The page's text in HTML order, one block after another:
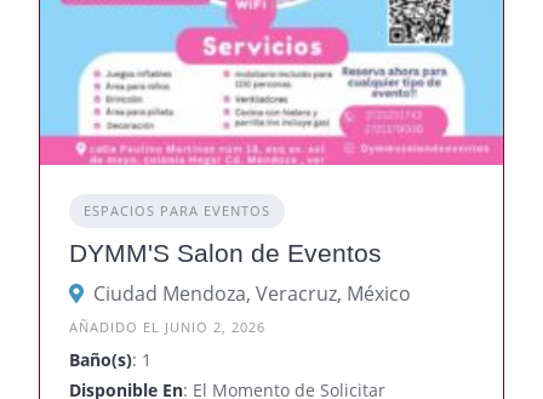
ESPACIOS PARA EVENTOS
DYMM'S Salon de Eventos
Ciudad Mendoza, Veracruz, México
AÑADIDO EL JUNIO 2, 2026
Baño(s): 1
Disponible En: El Momento de Solicitar